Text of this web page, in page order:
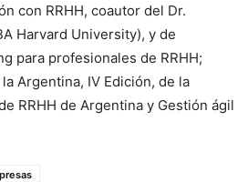
con RRHH, coautor del Dr.
Harvard University), y de
para profesionales de RRHH;
Argentina, IV Edición, de la
RRHH de Argentina y Gestión ágil